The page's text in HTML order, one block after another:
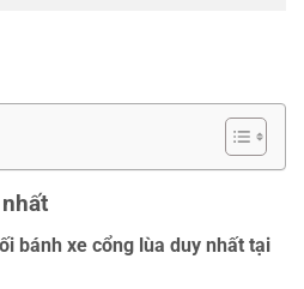
bánh xe cổng lùa duy nhất tại